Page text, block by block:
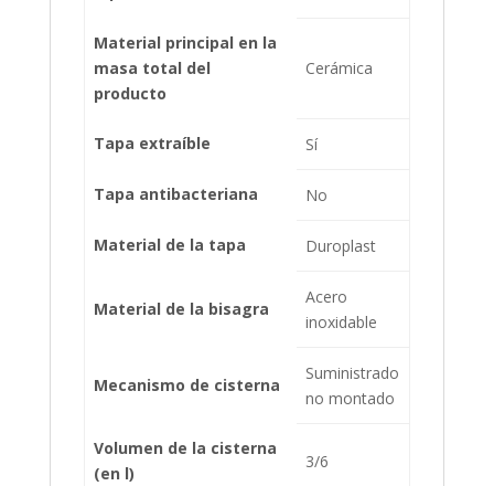
Material principal en la
masa total del
producto
Cerámica
Tapa extraíble Sí
Tapa antibacteriana No
Material de la tapa Duroplast
Material de la bisagra
Acero
inoxidable
Mecanismo de cisterna
Suministrado
no montado
Volumen de la cisterna
(en l)
3/6